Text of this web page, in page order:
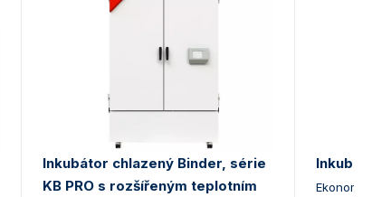
Inkubátor chlazený Binder, série
KB PRO s rozšířeným teplotním